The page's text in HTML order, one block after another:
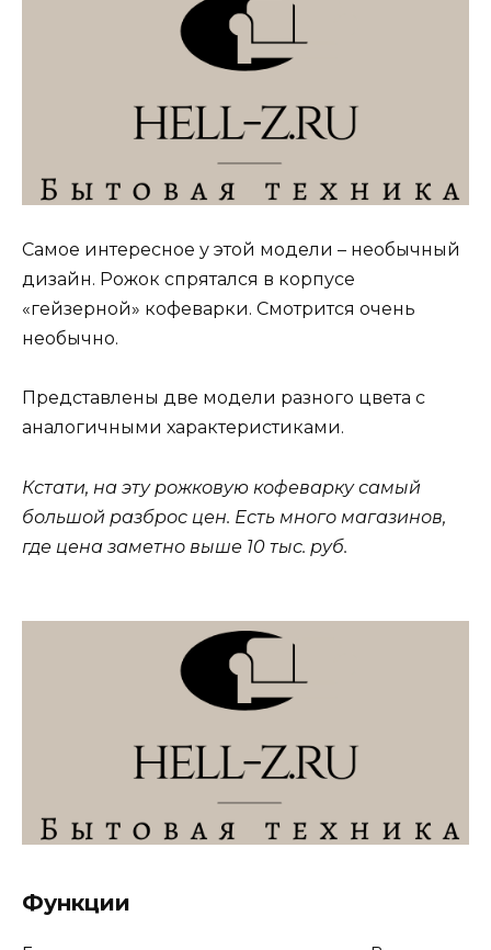
Самое интересное у этой модели – необычный
дизайн. Рожок спрятался в корпусе
«гейзерной» кофеварки. Смотрится очень
необычно.
Представлены две модели разного цвета с
аналогичными характеристиками.
Кстати, на эту рожковую кофеварку самый
большой разброс цен. Есть много магазинов,
где цена заметно выше 10 тыс. руб.
Функции